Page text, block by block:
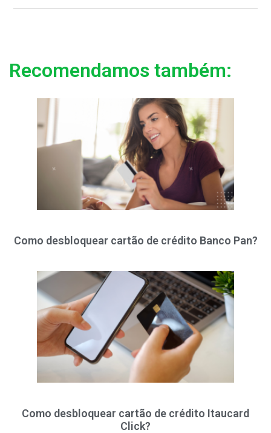
Recomendamos também:
Como desbloquear cartão de crédito Banco Pan?
Como desbloquear cartão de crédito Itaucard
Click?